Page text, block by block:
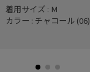
着用サイズ : M
カラー : チャコール (06)